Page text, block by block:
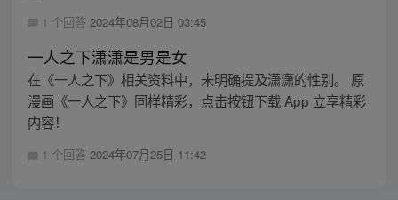
1 个回答 2024年08月02日 03:45
一人之下潇潇是男是女
在《一人之下》相关资料中，未明确提及潇潇的性别。 原
漫画《一人之下》同样精彩，点击按钮下载 App 立享精彩
内容！
1 个回答 2024年07月25日 11:42